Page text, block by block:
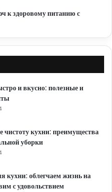
к здоровому питанию с
и вкусно: полезные и
чистоту кухни: преимущества
уборки
кухни: облегчаем жизнь на
с удовольствием